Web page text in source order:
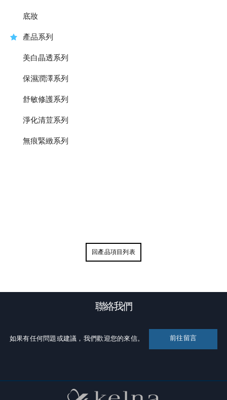
底妝
產品系列
美白晶透系列
保濕潤澤系列
舒敏修護系列
淨化清荳系列
無痕緊緻系列
回產品項目列表
聯絡我們
如果有任何問題或建議，我們歡迎您的來信。 前往留言